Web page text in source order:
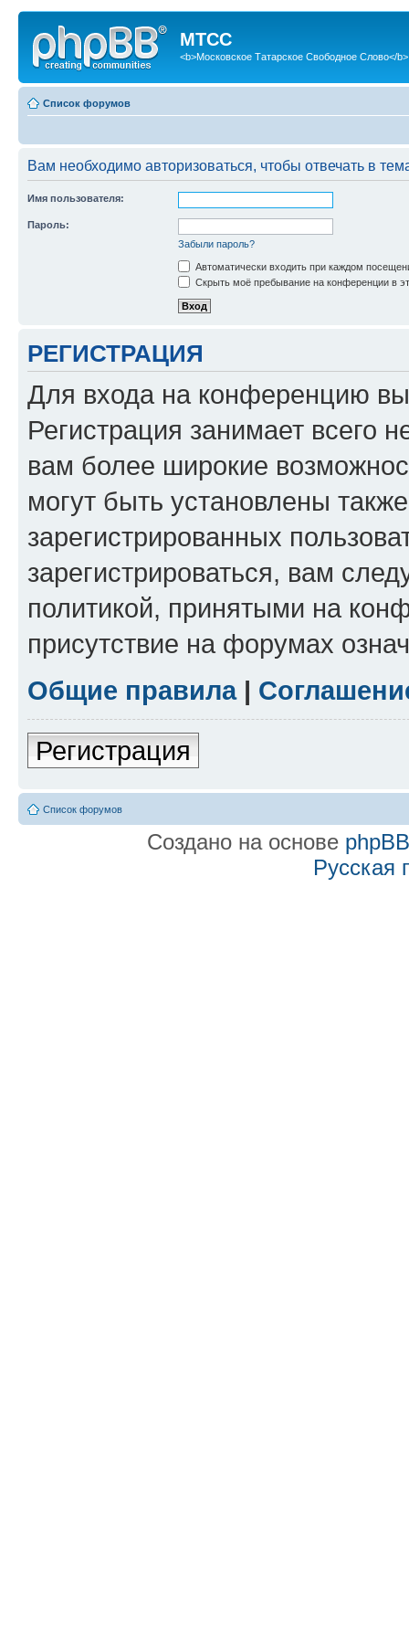
МТСС
<b>Московское Татарское Свободное Слово</b>
Список форумов
Вам необходимо авторизоваться, чтобы отвечать в
Имя пользователя:
Пароль:
Забыли пароль?
Автоматически входить при каждом
Скрыть моё пребывание на конференции в
РЕГИСТРАЦИЯ
Для входа на конференцию
Регистрация занимает всего
вам более широкие
могут быть установлены
зарегистрированных
зарегистрироваться, вам
политикой, принятыми на
присутствие на форумах
Общие правила|
Регистрация
Список форумов
Создано на основе phpBB
Русская